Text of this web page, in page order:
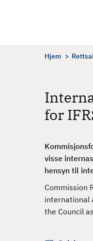
Hjem
for
visse
hensyn til
Commission
international
the Council